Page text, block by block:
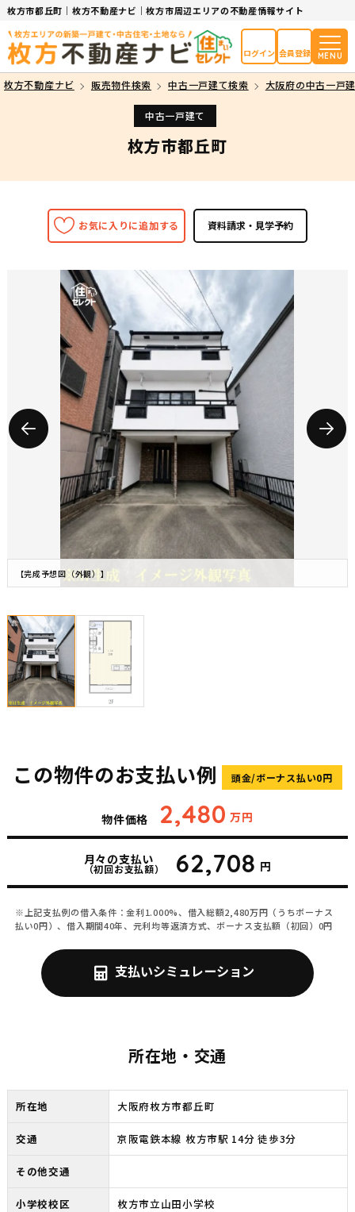
枚方市都丘町｜枚方不動産ナビ｜枚方市周辺エリアの不動産情報サイト
ログイン 会員登録 MENU
枚方不動産ナビ 販売物件検索 中古一戸建て検索 大阪府の中古一戸
中古一戸建て
枚方市都丘町
お気に入りに追加する
【完成予想図（外観）】
この物件のお支払い例 頭金/ボーナス払い0円
物件価格 2,480 万円
月々の支払い
（初回お支払額） 62,708 円
※上記支払例の借入条件：金利1.000%、借入総額2,480万円（うちボーナス
払い0円）、借入期間40年、元利均等返済方式、ボーナス支払額（初回）0円
支払いシミュレーション
所在地・交通
所在地 大阪府枚方市都丘町
交通 京阪電鉄本線 枚方市駅 14分 徒歩3分
その他交通
小学校校区 枚方市立山田小学校